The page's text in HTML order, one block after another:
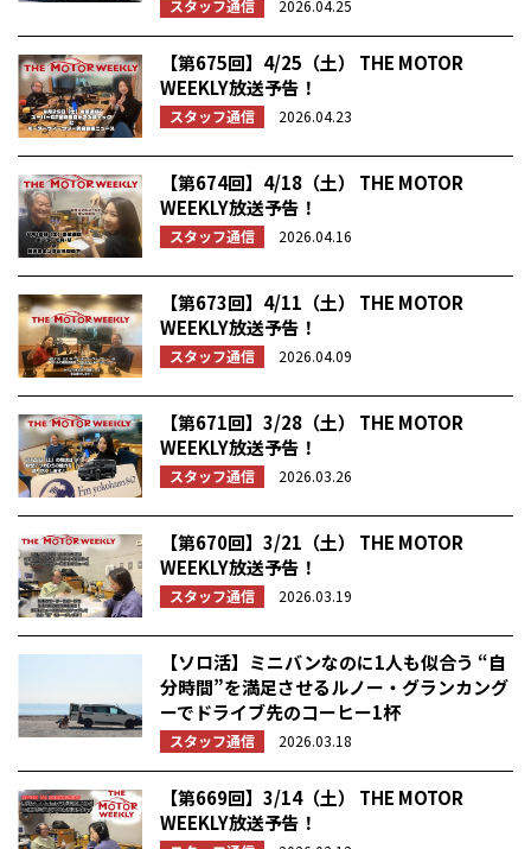
スタッフ通信 2026.04.25
【第675回】4/25（土） THE MOTOR
WEEKLY放送予告！
スタッフ通信 2026.04.23
【第674回】4/18（土） THE MOTOR
WEEKLY放送予告！
スタッフ通信 2026.04.16
【第673回】4/11（土） THE MOTOR
WEEKLY放送予告！
スタッフ通信 2026.04.09
【第671回】3/28（土） THE MOTOR
WEEKLY放送予告！
スタッフ通信 2026.03.26
【第670回】3/21（土） THE MOTOR
WEEKLY放送予告！
スタッフ通信 2026.03.19
【ソロ活】ミニバンなのに1人も似合う “自
分時間”を満足させるルノー・グランカング
ーでドライブ先のコーヒー1杯
スタッフ通信 2026.03.18
【第669回】3/14（土） THE MOTOR
WEEKLY放送予告！